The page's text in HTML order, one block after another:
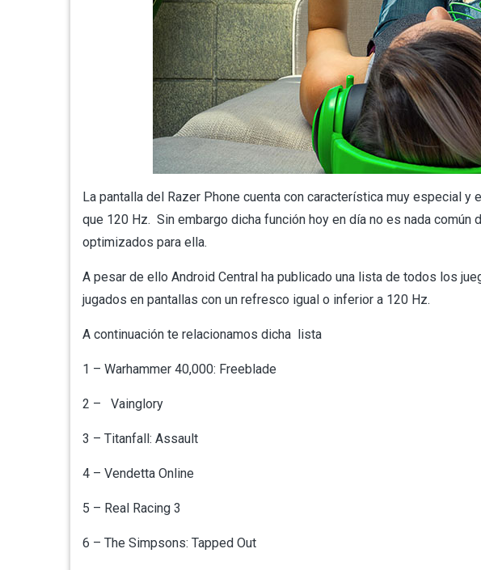
La pantalla del Razer Phone cuenta con característica muy especial
que 120 Hz. Sin embargo dicha función hoy en día no es nada
optimizados para ella.
A pesar de ello Android Central ha publicado una lista de todos los
jugados en pantallas con un refresco igual o inferior a 120 Hz.
A continuación te relacionamos dicha lista
1 – Warhammer 40,000: Freeblade
2 – Vainglory
3 – Titanfall: Assault
4 – Vendetta Online
5 – Real Racing 3
6 – The Simpsons: Tapped Out